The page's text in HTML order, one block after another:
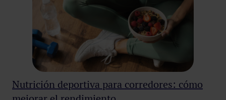
Nutrición deportiva para corredores: cómo